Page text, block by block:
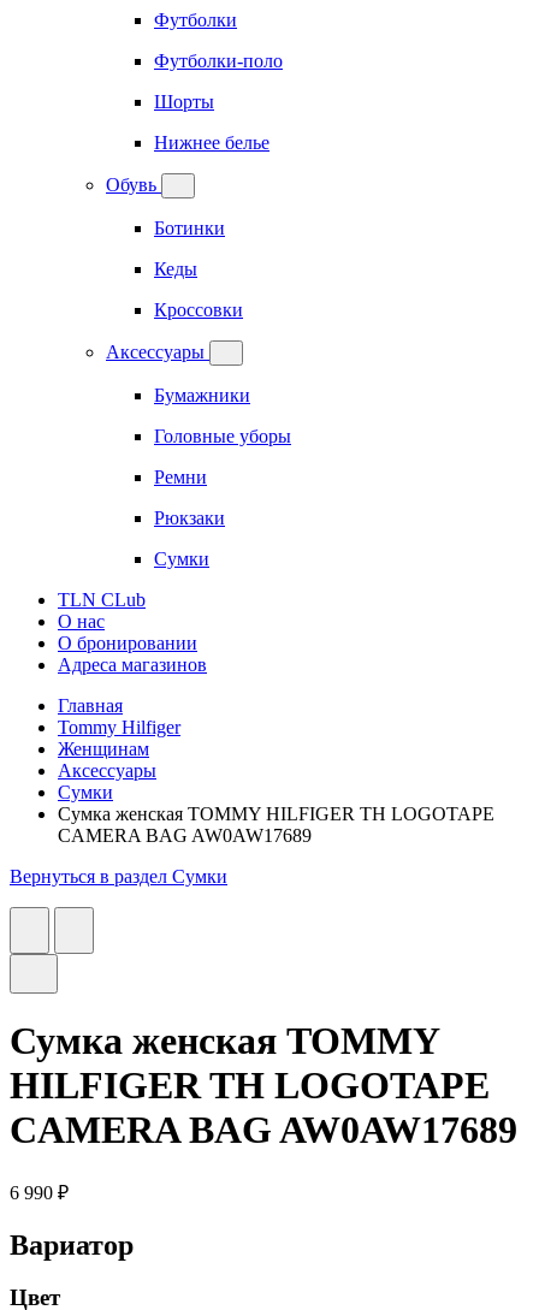
Футболки
Футболки-поло
Шорты
Нижнее белье
Обувь
Ботинки
Кеды
Кроссовки
Аксессуары
Бумажники
Головные уборы
Ремни
Рюкзаки
Сумки
TLN CLub
О нас
О бронировании
Адреса магазинов
Главная
Tommy Hilfiger
Женщинам
Аксессуары
Сумки
Сумка женская TOMMY HILFIGER TH LOGOTAPE
CAMERA BAG AW0AW17689
Вернуться в раздел Сумки
Сумка женская TOMMY
HILFIGER TH LOGOTAPE
CAMERA BAG AW0AW17689
6 990 ₽
Вариатор
Цвет